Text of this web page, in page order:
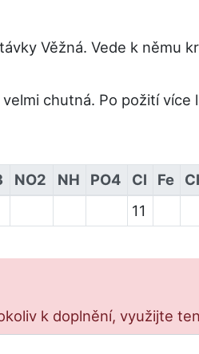
Věžná. Vede k němu
chutná. Po požití více
NO2 NH PO4 Cl Fe
11
k doplnění, využijte